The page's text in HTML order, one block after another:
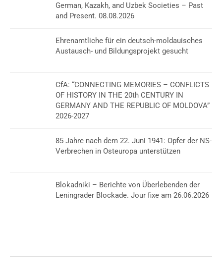
German, Kazakh, and Uzbek Societies – Past
and Present. 08.08.2026
Ehrenamtliche für ein deutsch-moldauisches
Austausch- und Bildungsprojekt gesucht
CfA: “CONNECTING MEMORIES – CONFLICTS
OF HISTORY IN THE 20th CENTURY IN
GERMANY AND THE REPUBLIC OF MOLDOVA”
2026-2027
85 Jahre nach dem 22. Juni 1941: Opfer der NS-
Verbrechen in Osteuropa unterstützen
Blokadniki – Berichte von Überlebenden der
Leningrader Blockade. Jour fixe am 26.06.2026